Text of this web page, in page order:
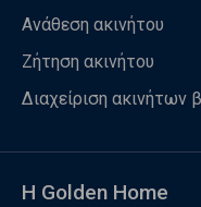
Ανάθεση ακινήτου
Ζήτηση ακινήτου
Διαχείριση ακινήτων
Η Golden Home